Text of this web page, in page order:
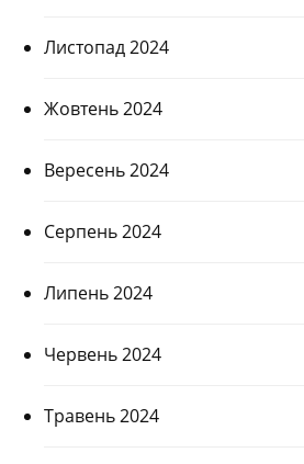
Листопад 2024
Жовтень 2024
Вересень 2024
Серпень 2024
Липень 2024
Червень 2024
Травень 2024